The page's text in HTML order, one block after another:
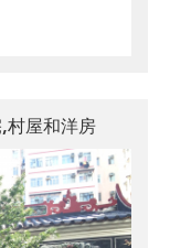
村屋和洋房